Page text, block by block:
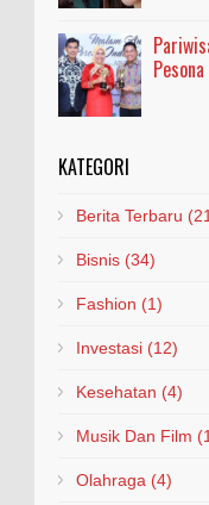
KATEGORI
Berita Terbaru
Bisnis (34)
Fashion (1)
Investasi (12)
Kesehatan (4)
Musik Dan Film
Olahraga (4)